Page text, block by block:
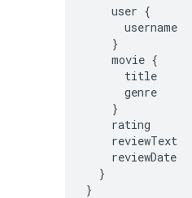
user {
username
}
movie {
title
genre
}
rating
reviewText
reviewDate
}
}